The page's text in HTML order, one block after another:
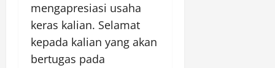
mengapresiasi usaha
keras kalian. Selamat
kepada kalian yang akan
bertugas pada